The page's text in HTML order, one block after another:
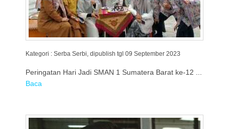
Kategori : Serba Serbi, dipublish tgl 09 September 2023
Peringatan Hari Jadi SMAN 1 Sumatera Barat ke-12 ...
Baca